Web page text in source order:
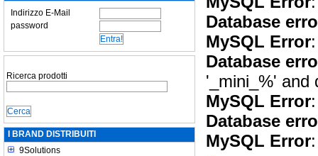
Indirizzo E-Mail
password
Ricerca prodotti
I BRAND DISTRIBUITI
9Solutions
Database
MySQL Error
Database
'_mini_%' and
MySQL Error
Database
MySQL Error